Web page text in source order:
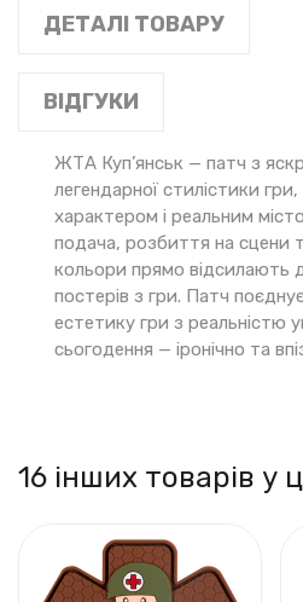
ДЕТАЛІ ТОВАРУ
ВІДГУКИ
ЖТА Куп’янськ — патч з
легендарної стилістики
характером і реальним
подача, розбиття на сцени
кольори прямо відсилають
постерів з гри. Патч
естетику гри з реальністю
сьогодення — іронічно та
16 інших товарів у